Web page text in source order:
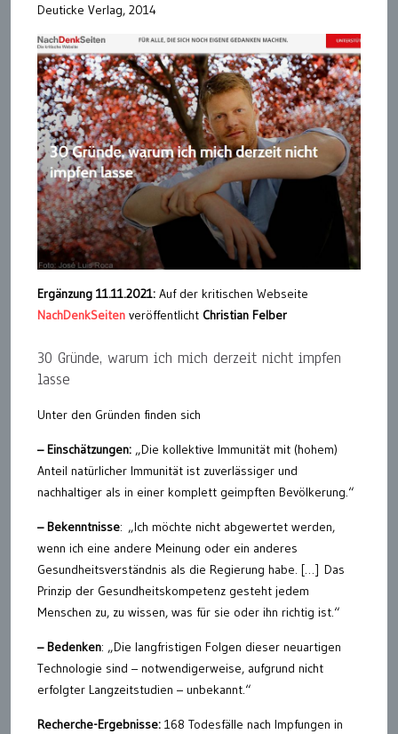
Deuticke Verlag, 2014
Ergänzung 11.11.2021: Auf der kritischen Webseite
NachDenkSeiten veröffentlicht Christian Felber
30 Gründe, warum ich mich derzeit nicht impfen
lasse
Unter den Gründen finden sich
– Einschätzungen: „Die kollektive Immunität mit (hohem)
Anteil natürlicher Immunität ist zuverlässiger und
nachhaltiger als in einer komplett geimpften Bevölkerung.“
– Bekenntnisse: „Ich möchte nicht abgewertet werden,
wenn ich eine andere Meinung oder ein anderes
Gesundheitsverständnis als die Regierung habe. […] Das
Prinzip der Gesundheitskompetenz gesteht jedem
Menschen zu, zu wissen, was für sie oder ihn richtig ist.“
– Bedenken: „Die langfristigen Folgen dieser neuartigen
Technologie sind – notwendigerweise, aufgrund nicht
erfolgter Langzeitstudien – unbekannt.“
Recherche-Ergebnisse: 168 Todesfälle nach Impfungen in